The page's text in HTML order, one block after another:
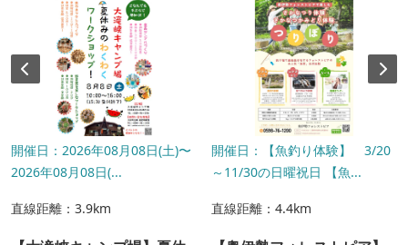
開催日：2026年08月08日(土)〜
2026年08月08日(...
直線距離：3.9km
開催日：【魚釣り体験】 3/20
～11/30の日曜祝日 【魚...
直線距離：4.4km